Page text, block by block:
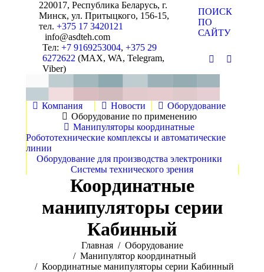
220017, Республика Беларусь, г.
Минск, ул. Притыцкого, 156-15,
тел. +375 17 3420121
info@asdteh.com
Тел: +7 9169253004, +375 29
6272622 (MAX, WA, Telegram,
Viber)
Поиск:
ПОИСК
ПО
САЙТУ
ПочтаYouTube
Компания Новости
Оборудование
Оборудование по применению
Манипуляторы координатные
Робототехнические комплексы и автоматические
линии
Оборудование для производства электроники
Системы технического зрения
Координатные
манипуляторы серии
Кабинный
Главная
Оборудование
Манипулятор координатный
Координатные манипуляторы серии Кабинный